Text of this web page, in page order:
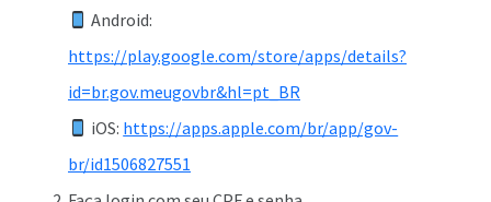
Android:
https://play.google.com/store/apps/details?
id=br.gov.meugovbr&hl=pt_BR
iOS: https://apps.apple.com/br/app/gov-
br/id1506827551